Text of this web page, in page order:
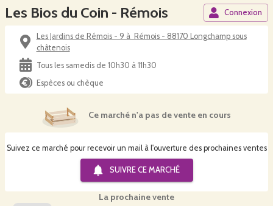
Les Bios du Coin - Rémois Connexion
Les Jardins de Rémois - 9 à Rémois - 88170 Longchamp sous
châtenois
Tous les samedis de 10h30 à 11h30
Espèces ou chèque
Suivez ce marché pour recevoir un mail à l'ouverture des prochaines ventes
SUIVRE CE MARCHÉ
Ce marché n'a pas de vente en cours
La prochaine vente